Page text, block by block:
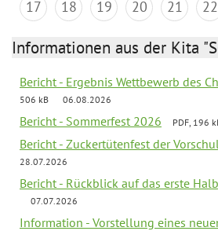
17
18 19 20 21 22
Informationen aus der Kita
Bericht - Ergebnis Wettbewerb des
506 kB
06.08.2026
Bericht - Sommerfest 2026 PDF, 196
Bericht - Zuckertütenfest der
28.07.2026
Bericht - Rückblick auf das erste
07.07.2026
Information - Vorstellung eines